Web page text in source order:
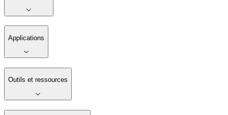
Applications
Outils et ressources